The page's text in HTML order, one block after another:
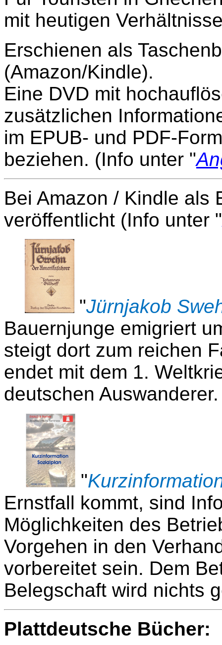
mit heutigen
Erschienen als
(Amazon/Kindle).
Eine DVD mit
zusätzlichen
im EPUB- und PDF-
beziehen. (Info unter "
Bei Amazon / Kindle als
veröffentlicht (Info unter "
"Jürnjakob
Bauernjunge emigriert
steigt dort zum reichen
endet mit dem 1.
deutschen Auswanderer.
"
Ernstfall kommt, sind
Möglichkeiten des
Vorgehen in den
vorbereitet sein. Dem
Belegschaft wird nichts
Plattdeutsche Bücher: